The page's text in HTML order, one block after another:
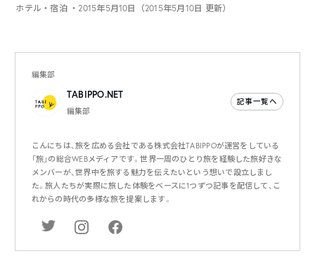
ホテル・宿泊 ・2015年5月10日（2015年5月10日 更新）
編集部
TABIPPO.NET
編集部
記事一覧へ
こんにちは、旅を広める会社である株式会社TABIPPOが運営をしている
「旅」の総合WEBメディアです。世界一周のひとり旅を経験した旅好きな
メンバーが、世界中を旅する魅力を伝えたいという想いで設立しまし
た。旅人たちが実際に旅した体験をベースに1つずつ記事を配信して、こ
れからの時代の多様な旅を提案します。